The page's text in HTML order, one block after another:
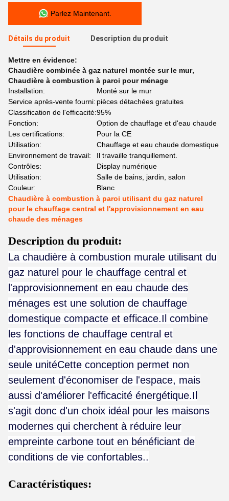
Parlez Maintenant.
Détails du produit Description du produit
Mettre en évidence:
Chaudière combinée à gaz naturel montée sur le mur,
Chaudière à combustion à paroi pour ménage
Installation:
Monté sur le mur
Service après-vente fourni: pièces détachées gratuites
Classification de l'efficacité:95%
Fonction:
Option de chauffage et d'eau chaude
Les certifications:
Pour la CE
Utilisation:
Chauffage et eau chaude domestique
Environnement de travail:
Il travaille tranquillement.
Contrôles:
Display numérique
Utilisation:
Salle de bains, jardin, salon
Couleur:
Blanc
Chaudière à combustion à paroi utilisant du gaz naturel
pour le chauffage central et l'approvisionnement en eau
chaude des ménages
Description du produit:
La chaudière à combustion murale utilisant du
gaz naturel pour le chauffage central et
l'approvisionnement en eau chaude des
ménages est une solution de chauffage
domestique compacte et efficace.Il combine
les fonctions de chauffage central et
d'approvisionnement en eau chaude dans une
seule unitéCette conception permet non
seulement d'économiser de l'espace, mais
aussi d'améliorer l'efficacité énergétique.Il
s'agit donc d'un choix idéal pour les maisons
modernes qui cherchent à réduire leur
empreinte carbone tout en bénéficiant de
conditions de vie confortables..
Caractéristiques: